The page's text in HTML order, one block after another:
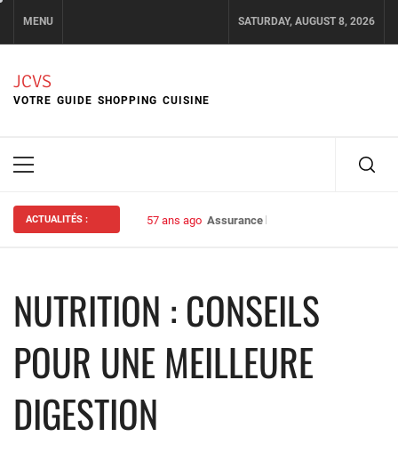
content
MENU SATURDAY, AUGUST 8, 2026
JCVS
VOTRE GUIDE SHOPPING CUISINE
Primary
ACTUALITÉS : 57 ans ago Assurance habitation : bien choisir
NUTRITION : CONSEILS
POUR UNE MEILLEURE
DIGESTION